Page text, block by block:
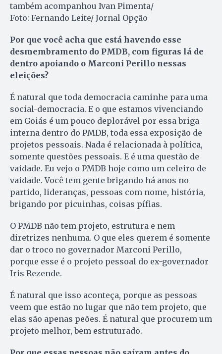
também acompanhou Ivan Pimenta/
Foto: Fernando Leite/ Jornal Opção
Por que você acha que está havendo esse
desmembramento do PMDB, com figuras lá de
dentro apoiando o Marconi Perillo nessas
eleições?
É natural que toda democracia caminhe para uma
social-democracia. E o que estamos vivenciando
em Goiás é um pouco deplorável por essa briga
interna dentro do PMDB, toda essa exposição de
projetos pessoais. Nada é relacionada à política,
somente questões pessoais. E é uma questão de
vaidade. Eu vejo o PMDB hoje como um celeiro de
vaidade. Você tem gente brigando há anos no
partido, lideranças, pessoas com nome, história,
brigando por picuinhas, coisas pífias.
O PMDB não tem projeto, estrutura e nem
diretrizes nenhuma. O que eles querem é somente
dar o troco no governador Marconi Perillo,
porque esse é o projeto pessoal do ex-governador
Iris Rezende.
É natural que isso aconteça, porque as pessoas
veem que estão no lugar que não tem projeto, que
elas são apenas peões. É natural que procurem um
projeto melhor, bem estruturado.